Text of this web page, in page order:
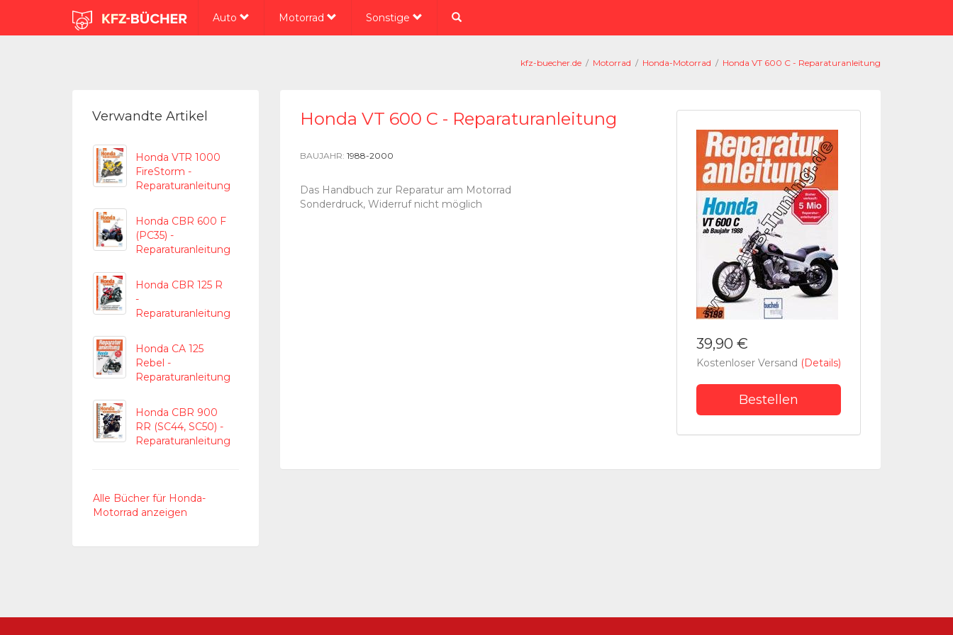
Auto Motorrad Sonstige
kfz-buecher.de / Motorrad / Honda-Motorrad / Honda VT 600 C - Reparaturanleitung
Verwandte Artikel
Honda VTR 1000
FireStorm -
Reparaturanleitung
Honda CBR 600 F
(PC35) -
Reparaturanleitung
Honda CBR 125 R
-
Reparaturanleitung
Honda CA 125
Rebel -
Reparaturanleitung
Honda CBR 900
RR (SC44, SC50) -
Reparaturanleitung
Alle Bücher für Honda-
Motorrad anzeigen
39,90 €
Kostenloser Versand (Details)
Bestellen
Honda VT 600 C - Reparaturanleitung
BAUJAHR: 1988-2000
Das Handbuch zur Reparatur am Motorrad
Sonderdruck, Widerruf nicht möglich